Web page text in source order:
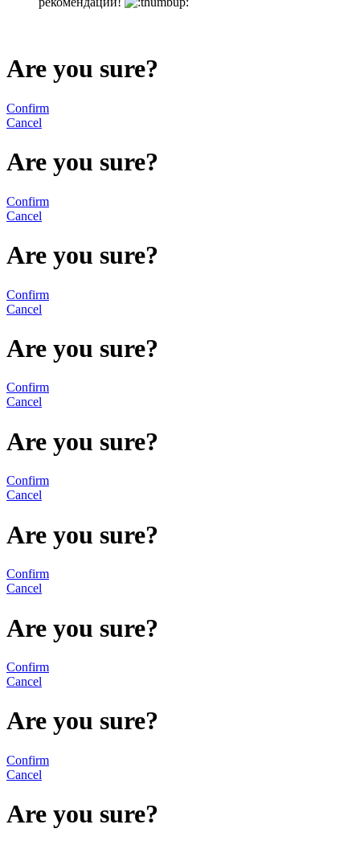
Are you sure?
Confirm
Cancel
Are you sure?
Confirm
Cancel
Are you sure?
Confirm
Cancel
Are you sure?
Confirm
Cancel
Are you sure?
Confirm
Cancel
Are you sure?
Confirm
Cancel
Are you sure?
Confirm
Cancel
Are you sure?
Confirm
Cancel
Are you sure?